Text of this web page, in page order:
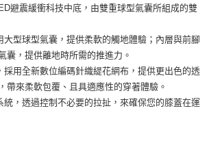
、不需綁卡、不需儲值。
，簡訊認證，即可結帳。
服務後，再付款。
帳流程】
並確認金額後，即可完成結帳。
將收到繳費通知簡訊。
14天內，點擊此簡訊中的連結，可透過四大超商／
含以上)免運費
含以上)免運費
避震緩衝科技中底，由雙重球型氣囊所組成的雙
型球型氣囊，提供柔軟的觸地體驗；內層與前腳
囊，提供離地時所需的推進力。
採用全新數位編碼針織緹花網布，提供更出色的透
帶來柔軟包覆、且具適應性的穿著體驗。
，透過控制不必要的拉扯，來確保您的膝蓋在運